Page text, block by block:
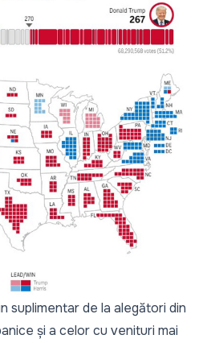
suplimentar de la alegători din
și a celor cu venituri mai